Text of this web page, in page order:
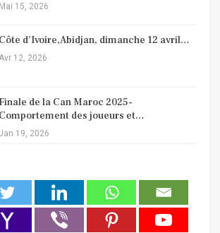
Mai 15, 2026
Côte d’Ivoire,Abidjan, dimanche 12 avril…
Avr 12, 2026
Finale de la Can Maroc 2025-
Comportement des joueurs et…
19, 2026